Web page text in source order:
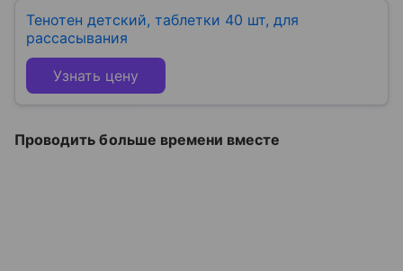
Тенотен детский, таблетки 40 шт, для
рассасывания
Узнать цену
Проводить больше времени вместе